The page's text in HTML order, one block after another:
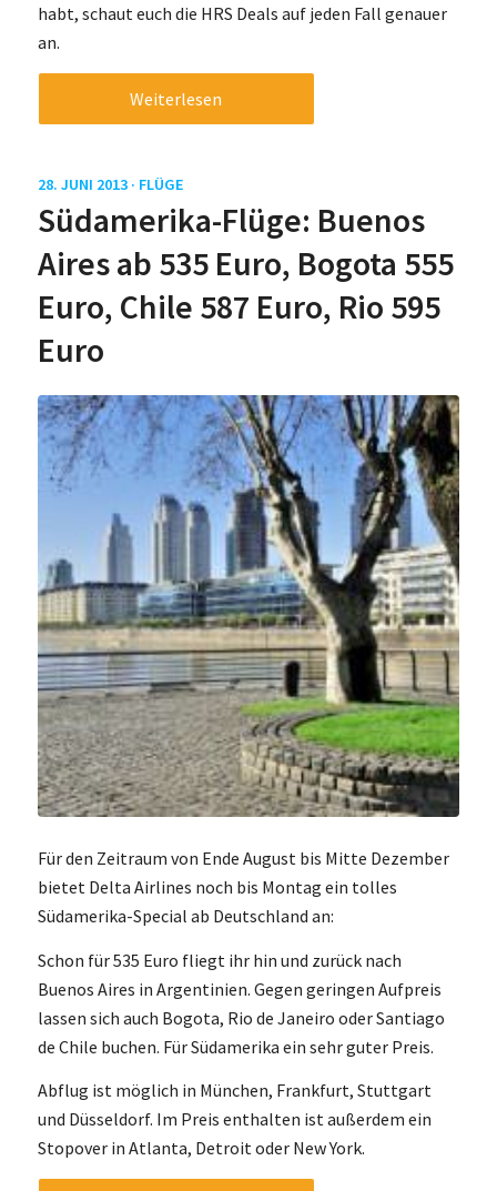
habt, schaut euch die HRS Deals auf jeden Fall genauer
an.
Weiterlesen
28. JUNI 2013 · FLÜGE
Südamerika-Flüge: Buenos
Aires ab 535 Euro, Bogota 555
Euro, Chile 587 Euro, Rio 595
Euro
Für den Zeitraum von Ende August bis Mitte Dezember
bietet Delta Airlines noch bis Montag ein tolles
Südamerika-Special ab Deutschland an:
Schon für 535 Euro fliegt ihr hin und zurück nach
Buenos Aires in Argentinien. Gegen geringen Aufpreis
lassen sich auch Bogota, Rio de Janeiro oder Santiago
de Chile buchen. Für Südamerika ein sehr guter Preis.
Abflug ist möglich in München, Frankfurt, Stuttgart
und Düsseldorf. Im Preis enthalten ist außerdem ein
Stopover in Atlanta, Detroit oder New York.